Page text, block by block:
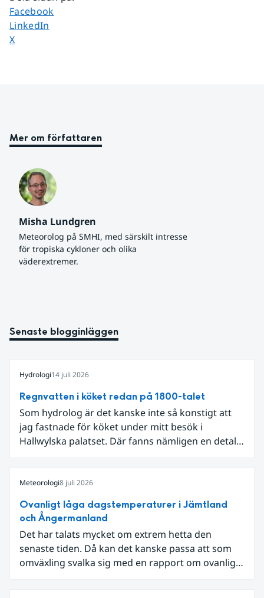
Dela sidan på
Facebook
Dela sidan på
LinkedIn
Dela sidan på
X
Mer om författaren
Misha Lundgren
Meteorolog på SMHI, med särskilt intresse
för tropiska cykloner och olika
väderextremer.
Senaste blogginläggen
Hydrologi14 juli 2026
Regnvatten i köket redan på 1800-talet
Som hydrolog är det kanske inte så konstigt att
jag fastnade för köket under mitt besök i
Hallwylska palatset. Där fanns nämligen en detalj
Meteorologi8 juli 2026
Ovanligt låga dagstemperaturer i Jämtland
och Ångermanland
Det har talats mycket om extrem hetta den
senaste tiden. Då kan det kanske passa att som
omväxling svalka sig med en rapport om ovanligt